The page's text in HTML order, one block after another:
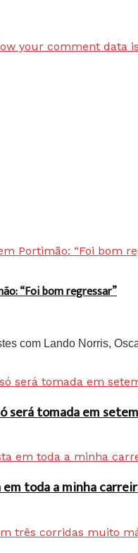
your comment data
“Foi bom regressar”
com Lando Norris,
será tomada em
toda a minha